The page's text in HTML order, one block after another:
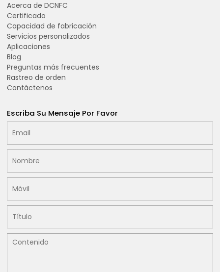
Acerca de DCNFC
Certificado
Capacidad de fabricación
Servicios personalizados
Aplicaciones
Blog
Preguntas más frecuentes
Rastreo de orden
Contáctenos
Escriba Su Mensaje Por Favor